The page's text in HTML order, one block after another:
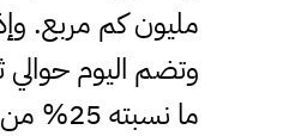
مليون كم مربع.
وتضم اليوم حوالي